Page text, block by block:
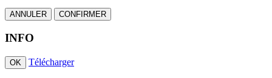
ANNULER CONFIRMER
INFO
OK Télécharger